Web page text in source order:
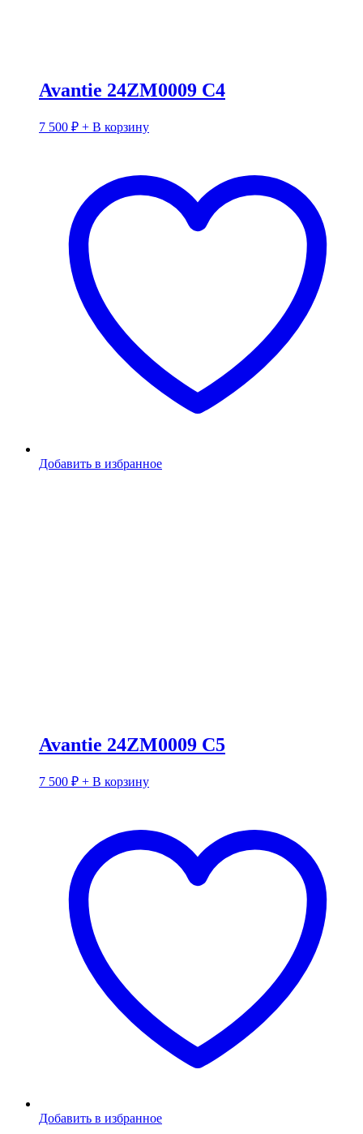
Avantie 24ZM0009 C4
7 500 ₽ + В корзину
Добавить в избранное
Avantie 24ZM0009 C5
7 500 ₽ + В корзину
Добавить в избранное